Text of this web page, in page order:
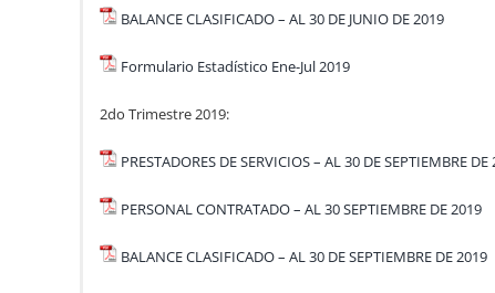
BALANCE CLASIFICADO – AL 30 DE JUNIO DE 2019
Formulario Estadístico Ene-Jul 2019
2do Trimestre 2019:
PRESTADORES DE SERVICIOS – AL 30 DE SEPTIEMBRE DE
PERSONAL CONTRATADO – AL 30 SEPTIEMBRE DE 2019
BALANCE CLASIFICADO – AL 30 DE SEPTIEMBRE DE 2019